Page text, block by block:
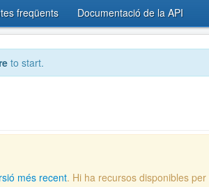
freqüents Documentació de la API
to start.
més recent. Hi ha recursos disponibles